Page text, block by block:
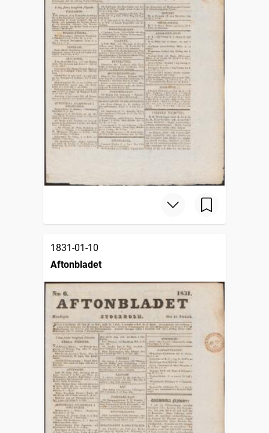
1831-01-10
Aftonbladet